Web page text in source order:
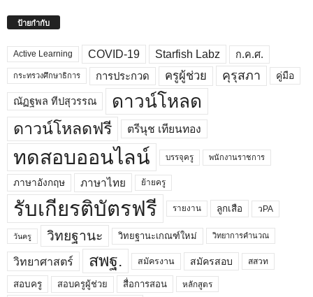
ป้ายกำกับ
Active Learning COVID-19 Starfish Labz ก.ค.ศ.
กระทรวงศึกษาธิการ การประกวด ครูผู้ช่วย คุรุสภา คู่มือ
ณัฏฐพล ทีปสุวรรณ ดาวน์โหลด
ดาวน์โหลดฟรี ตรีนุช เทียนทอง
ทดสอบออนไลน์ บรรจุครู พนักงานราชการ
ภาษาอังกฤษ ภาษาไทย ย้ายครู
รับเกียรติบัตรฟรี รายงาน ลูกเสือ วPA
วันครู วิทยฐานะ วิทยฐานะเกณฑ์ใหม่ วิทยาการคำนวณ
วิทยาศาสตร์ สพฐ. สมัครงาน สมัครสอบ สสวท
สอบครู สอบครูผู้ช่วย สื่อการสอน หลักสูตร